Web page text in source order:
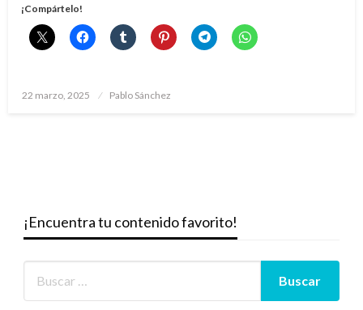
¡Compártelo!
Publicado
22 marzo, 2025 Pablo Sánchez
¡Encuentra tu contenido favorito!